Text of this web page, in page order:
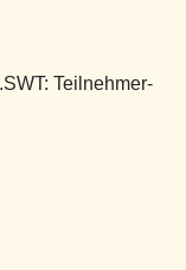
Teilnehmer-